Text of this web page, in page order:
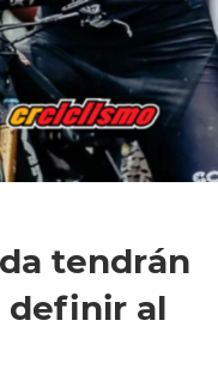
tendrán
definir al